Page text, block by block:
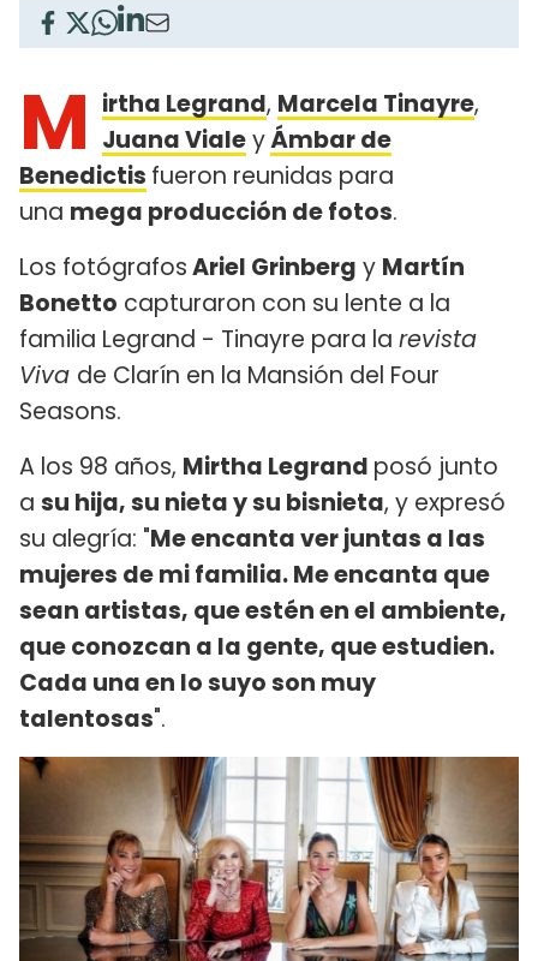
M irtha Legrand, Marcela Tinayre,
Juana VialeyÁmbar de
Benedictis fueron reunidas para
una mega producción de fotos.
Los fotógrafosAriel Grinberg y Martín
Bonetto capturaron con su lente a la
familia Legrand - Tinayre para la revista
Viva de Clarín en la Mansión del Four
Seasons.
A los 98 años, Mirtha Legrand posó junto
a su hija, su nieta y su bisnieta, y expresó
su alegría: "Me encanta ver juntas a las
mujeres de mi familia. Me encanta que
sean artistas, que estén en el ambiente,
que conozcan a la gente, que estudien.
Cada una en lo suyo son muy
talentosas".